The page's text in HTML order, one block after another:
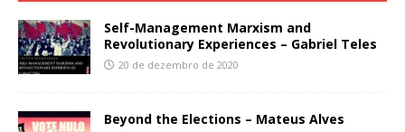
Self-Management Marxism and
Revolutionary Experiences – Gabriel Teles
20 de dezembro de 2020
Beyond the Elections – Mateus Alves